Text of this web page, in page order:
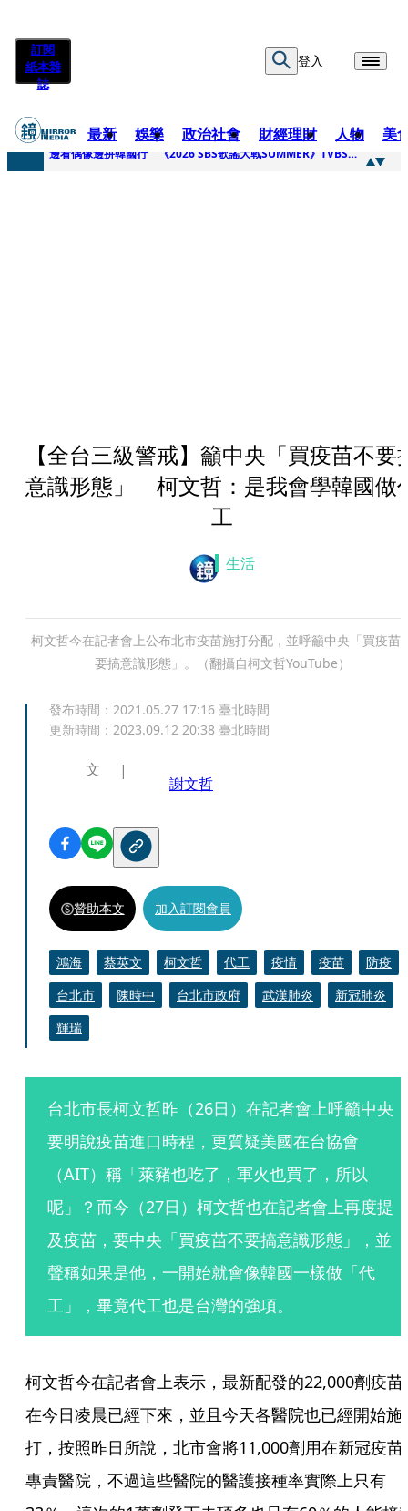
訂閱
紙本雜
誌
登入
最新 娛樂 政治社會 財經理財 人物 美
快訊
邊看偶像邊拚韓國行 《2026 SBS歌謠大戰SUMMER》TVBS直播祭追星福利
【全台三級警戒】籲中央「買疫苗不要
意識形態」 柯文哲：是我會學韓國做
工
生活
柯文哲今在記者會上公布北市疫苗施打分配，並呼籲中央「買疫苗
要搞意識形態」。（翻攝自柯文哲YouTube）
發布時間： 2021.05.27 17:16 臺北時間
更新時間： 2023.09.12 20:38 臺北時間
文
謝文哲
贊助本文 加入訂閱會員
鴻海 蔡英文 柯文哲 代工 疫情 疫苗
防疫
台北市
陳時中 台北市政府 武漢肺炎
新冠肺炎
輝瑞
台北市長柯文哲昨（26日）在記者會上呼籲中央
要明說疫苗進口時程，更質疑美國在台協會
（AIT）稱「萊豬也吃了，軍火也買了，所以
呢」？而今（27日）柯文哲也在記者會上再度提
及疫苗，要中央「買疫苗不要搞意識形態」，並
聲稱如果是他，一開始就會像韓國一樣做「代
工」，畢竟代工也是台灣的強項。
柯文哲今在記者會上表示，最新配發的22,000劑疫苗
在今日凌晨已經下來，並且今天各醫院也已經開始施
打，按照昨日所說，北市會將11,000劑用在新冠疫苗
專責醫院，不過這些醫院的醫護接種率實際上只有